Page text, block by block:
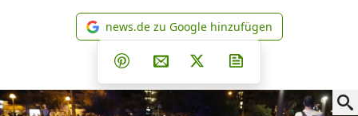
news.de zu Google
news.de zu Google hinzufügen
Teilen auf Facebook
Teilen auf Whatsapp
Teilen auf Telegram
Teilen auf Pinterest
Per E-Mail teilen
Post auf X